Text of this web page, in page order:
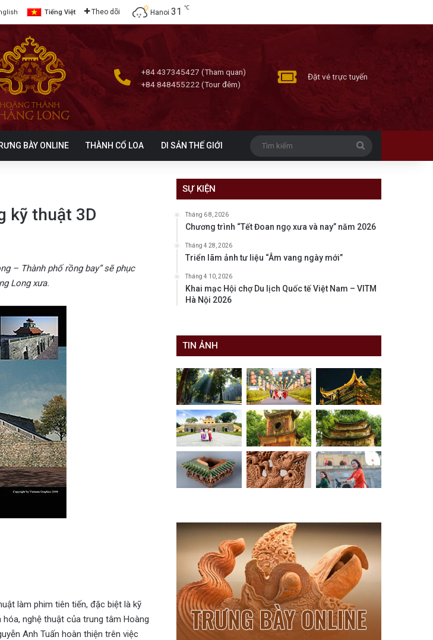
Tiếng Việt Theo dõi Hanoi 31 ℃
+84 437345427 (Tham quan)
+84 848455222 (Tour đêm)
Đặt vé trực tuyến
BÀY ONLINE THÀNH CỔ LOA DI SẢN THẾ GIỚI
kỹ thuật 3D
– Thành phố rồng bay” sẽ phục
Long xưa.
làm phim tiên tiến, đặc biệt là kỹ
nghệ thuật của trung tâm Hoàng
Anh Tuấn hoàn thiện trên việc
SỰ KIỆN
Tháng 6 8, 2026
Chương trình “Tết Đoan ngọ xưa và nay” năm 2026
Tháng 4 28, 2026
Triển lãm ảnh tư liệu “Âm vang ngày mới”
Tháng 4 10, 2026
Khai mạc Hội chợ Du lịch Quốc tế Việt Nam – VITM
Hà Nội 2026
TIN ẢNH